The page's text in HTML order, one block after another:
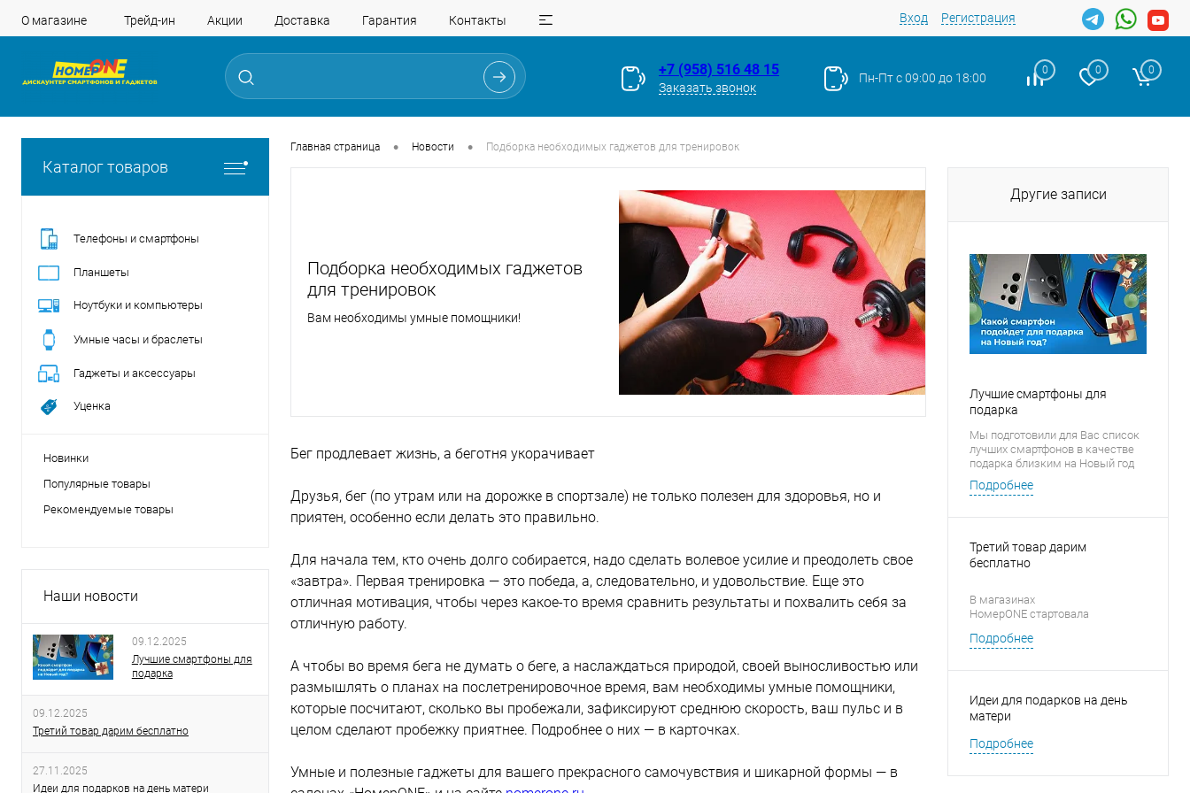
О магазине Трейд-ин Акции Доставка Гарантия Контакты Вход Регистрация
+7 (958) 516 48 15
Заказать звонок
Пн-Пт с 09:00 до 18:00
0 0 0
Каталог товаров
Телефоны и смартфоны
Планшеты
Ноутбуки и компьютеры
Умные часы и браслеты
Гаджеты и аксессуары
Уценка
Новинки
Популярные товары
Рекомендуемые товары
Наши новости
09.12.2025
Лучшие смартфоны для
подарка
09.12.2025
Третий товар дарим бесплатно
27.11.2025
Идеи для подарков на день матери
Главная страница • Новости • Подборка необходимых гаджетов для тренировок
Подборка необходимых гаджетов
для тренировок
Вам необходимы умные помощники!
Бег продлевает жизнь, а беготня укорачивает
Друзья, бег (по утрам или на дорожке в спортзале) не только полезен для здоровья, но и
приятен, особенно если делать это правильно.
Для начала тем, кто очень долго собирается, надо сделать волевое усилие и преодолеть свое
«завтра». Первая тренировка — это победа, а, следовательно, и удовольствие. Еще это
отличная мотивация, чтобы через какое-то время сравнить результаты и похвалить себя за
отличную работу.
А чтобы во время бега не думать о беге, а наслаждаться природой, своей выносливостью или
размышлять о планах на послетренировочное время, вам необходимы умные помощники,
которые посчитают, сколько вы пробежали, зафиксируют среднюю скорость, ваш пульс и в
целом сделают пробежку приятнее. Подробнее о них — в карточках.
Умные и полезные гаджеты для вашего прекрасного самочувствия и шикарной формы — в
Другие записи
Лучшие смартфоны для
подарка
Мы подготовили для Вас список
лучших смартфонов в качестве
подарка близким на Новый год
Подробнее
Третий товар дарим
бесплатно
В магазинах
НомерONE стартовала
аксессуары для смартфонов
Подробнее
Идеи для подарков на день
матери
Подробнее